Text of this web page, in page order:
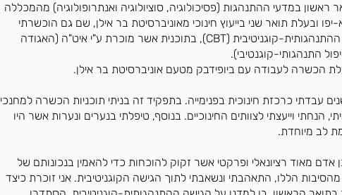
ראשון במדעי ההתנהגות (פסיכולוגיה, סוציולוגיה ואנתרופולוגיה) מהמכללה
ובעלת תואר שני בייעוץ חינוכי מאוניברסיטת בר אילן, שם גם הוכשרתי
לטפל בשיטה ההתנהגותית-קוגניטיבית (CBT), בתוכנית אשר מוכרת ע"י איט"ה (האגודה
התנהגותי-קוגנטיבי).
הכשרה לעבודה עם ביופידבק מטעם אוניברסיטת בר אילן.
עבדתי כרכזת חינוכית בפנימייה. בתפקיד זה בניתי תוכניות הכשרה למחנכי
הנחתי וייעצתי לצוותים החינוכיים. בנוסף, טיפלתי בנערים ונערות אשר היו
לב מיוחדת.
אדם מאוד רציונאלי ופרקטי אשר זקוק להוכחות כדי להאמין בנכונותם של
הללו, התאהבתי ונשאבתי לתוך הגישה הקוגניטיבית. אני זוכרת כיצד